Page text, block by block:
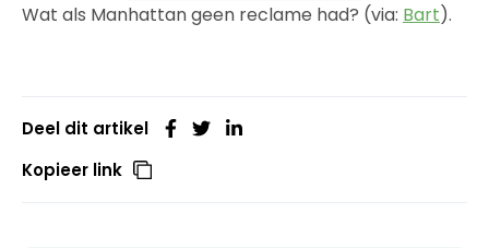
Wat als Manhattan geen reclame had? (via: Bart).
Deel dit artikel
Kopieer link